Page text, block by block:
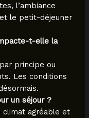
l’ambiance
le petit-déjeuner
t-elle la
principe ou
Les conditions
un séjour ?
agréable et